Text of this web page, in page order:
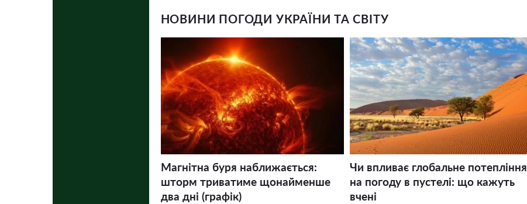
НОВИНИ ПОГОДИ УКРАЇНИ ТА СВІТУ
Магнітна буря наближається:
шторм триватиме щонайменше
два дні (графік)
Чи впливає глобальне потепління
на погоду в пустелі: що кажуть
вчені